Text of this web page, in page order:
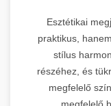
Esztétikai
praktikus,
stílus
részéhez, és
megfelelő
megfelelő